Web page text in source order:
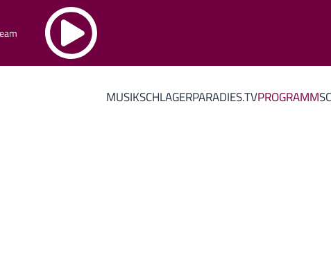
MUSIKSCHLAGERPARADIES.TVPROGRAMM